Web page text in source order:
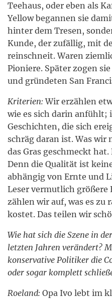
Teehaus, oder eben als
Yellow begannen sie
hinter dem Tresen,
Kunde, der zufällig, mit
reinschneit. Waren
Pioniere. Später zogen
und gründeten San
Kriterien: Wir erzählen
wie es sich darin anfühlt;
Geschichten, die sich
schräg daran ist. Was
das Gras geschmeckt
Denn die Qualität ist
abhängig von Ernte und
Leser vermutlich größere
zählen wir auf, was es zu
kostet. Das teilen wir
Wie hat sich die Szene in
letzten Jahren verändert?
konservative Politiker die
oder sogar komplett
Roeland: Opa Ivo lebt im